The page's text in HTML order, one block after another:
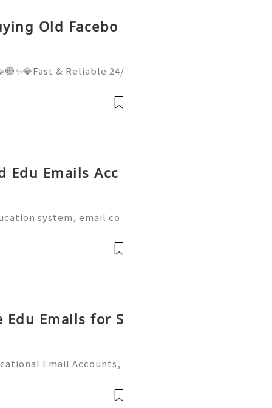
Old Facebo
& Reliable 24/
💫💎💲💫🌐✨💎Dis
Edu Emails Acc
system, email co
world provide dedicate
Edu Emails for S
Email Accounts,
: